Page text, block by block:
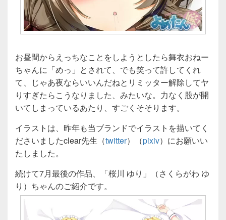
お昼間からえっちなことをしようとしたら舞衣おねー
ちゃんに「めっ」とされて、でも笑って許してくれ
て、じゃあ夜ならいいんだねとリミッター解除してヤ
りすぎたらこうなりました、みたいな。力なく股が開
いてしまっているあたり、すごくそそります。
イラストは、昨年も当ブランドでイラストを描いてく
ださいましたclear先生（twitter）（pixiv）にお願いい
たしました。
続けて7月最後の作品、「桜川 ゆり」（さくらがわ ゆ
り）ちゃんのご紹介です。